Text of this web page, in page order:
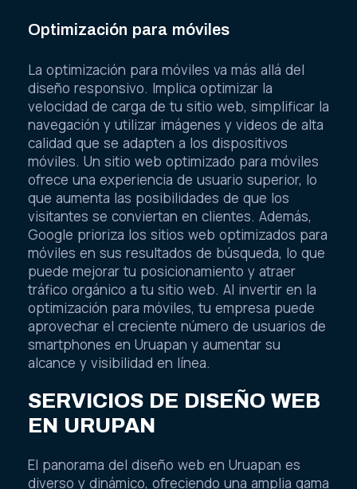
Optimización para móviles
La optimización para móviles va más allá del
diseño responsivo. Implica optimizar la
velocidad de carga de tu sitio web, simplificar la
navegación y utilizar imágenes y videos de alta
calidad que se adapten a los dispositivos
móviles. Un sitio web optimizado para móviles
ofrece una experiencia de usuario superior, lo
que aumenta las posibilidades de que los
visitantes se conviertan en clientes. Además,
Google prioriza los sitios web optimizados para
móviles en sus resultados de búsqueda, lo que
puede mejorar tu posicionamiento y atraer
tráfico orgánico a tu sitio web. Al invertir en la
optimización para móviles, tu empresa puede
aprovechar el creciente número de usuarios de
smartphones en Uruapan y aumentar su
alcance y visibilidad en línea.
SERVICIOS DE DISEÑO WEB
EN URUPAN
El panorama del diseño web en Uruapan es
diverso y dinámico, ofreciendo una amplia gama